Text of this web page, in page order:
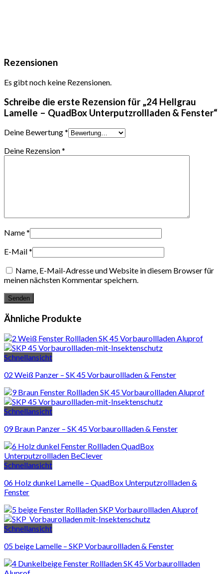
Rezensionen
Es gibt noch keine Rezensionen.
Schreibe die erste Rezension für „24 Hellgrau
Lamelle – QuadBox Unterputzrollladen & Fenster“
Deine Bewertung*
Deine Rezension*
Name*
E-Mail*
Name, E-Mail-Adresse und Website in diesem Browser für
meinen nächsten Kommentar speichern.
Ähnliche Produkte
Schnellansicht
02 Weiß Panzer – SK 45 Vorbaurollladen & Fenster
Schnellansicht
09 Braun Panzer – SK 45 Vorbaurollladen & Fenster
Schnellansicht
06 Holz dunkel Lamelle – QuadBox Unterputzrollladen &
Fenster
Schnellansicht
05 beige Lamelle – SKP Vorbaurollladen & Fenster